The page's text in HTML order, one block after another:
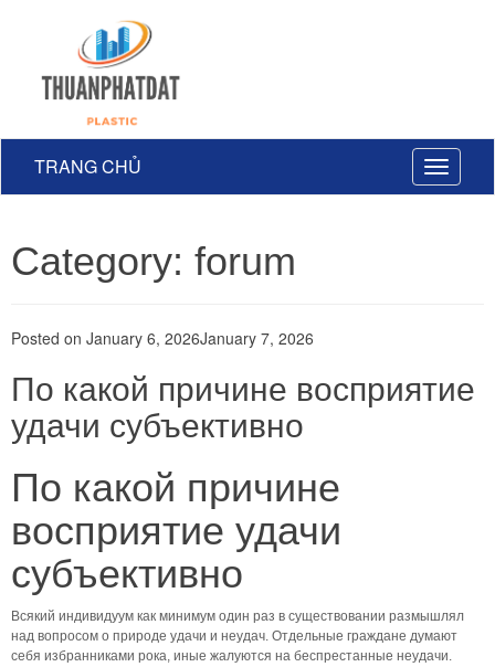
Toggle
TRANG CHỦ
Category: forum
Posted on January 6, 2026January 7, 2026
По какой причине восприятие
удачи субъективно
По какой причине
восприятие удачи
субъективно
Всякий индивидуум как минимум один раз в существовании размышлял
над вопросом о природе удачи и неудач. Отдельные граждане думают
себя избранниками рока, иные жалуются на беспрестанные неудачи.